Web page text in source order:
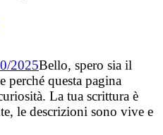
2025Bello, spero sia il
perché questa pagina
La tua scrittura è
le descrizioni sono vive e